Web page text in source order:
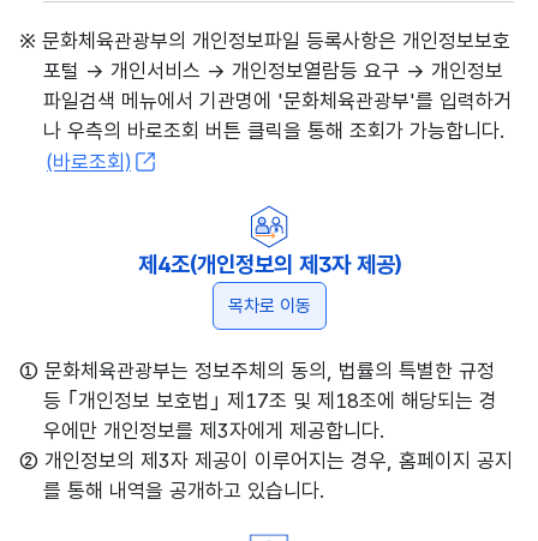
※ 문화체육관광부의 개인정보파일 등록사항은 개인정보보호
포털 → 개인서비스 → 개인정보열람등 요구 → 개인정보
파일검색 메뉴에서 기관명에 '문화체육관광부'를 입력하거
나 우측의 바로조회 버튼 클릭을 통해 조회가 가능합니다.
(바로조회)
제4조(개인정보의 제3자 제공)
목차로 이동
① 문화체육관광부는 정보주체의 동의, 법률의 특별한 규정
등 ｢개인정보 보호법｣ 제17조 및 제18조에 해당되는 경
우에만 개인정보를 제3자에게 제공합니다.
② 개인정보의 제3자 제공이 이루어지는 경우, 홈페이지 공지
를 통해 내역을 공개하고 있습니다.